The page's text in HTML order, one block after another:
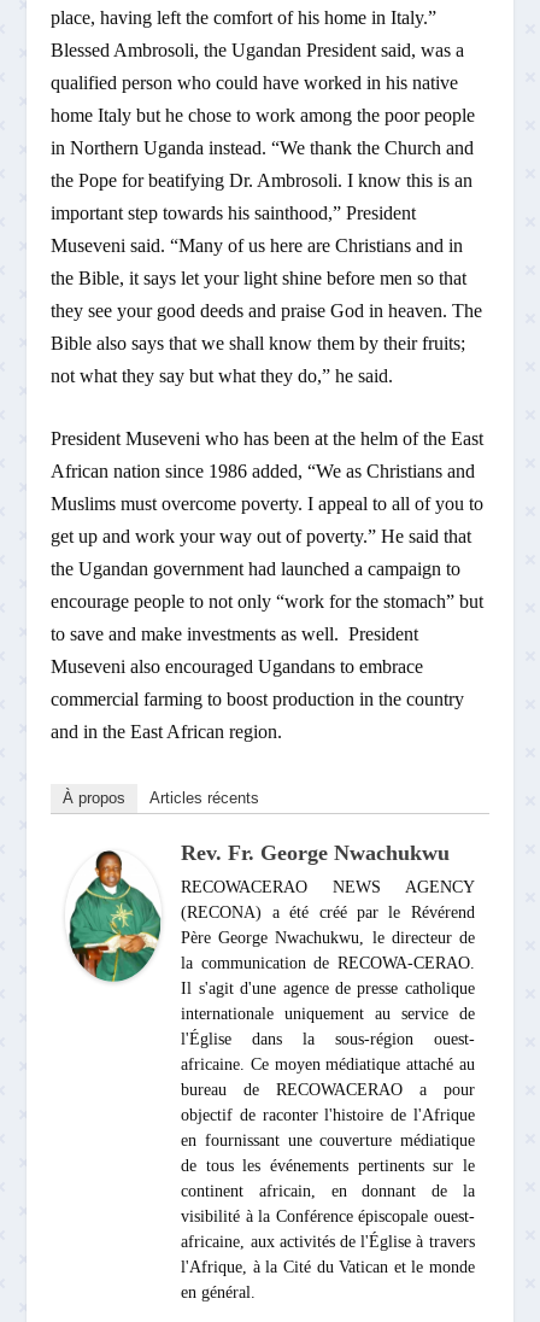
place, having left the comfort of his home in Italy.”
Blessed Ambrosoli, the Ugandan President said, was a
qualified person who could have worked in his native
home Italy but he chose to work among the poor people
in Northern Uganda instead. “We thank the Church and
the Pope for beatifying Dr. Ambrosoli. I know this is an
important step towards his sainthood,” President
Museveni said. “Many of us here are Christians and in
the Bible, it says let your light shine before men so that
they see your good deeds and praise God in heaven. The
Bible also says that we shall know them by their fruits;
not what they say but what they do,” he said.
President Museveni who has been at the helm of the East
African nation since 1986 added, “We as Christians and
Muslims must overcome poverty. I appeal to all of you to
get up and work your way out of poverty.” He said that
the Ugandan government had launched a campaign to
encourage people to not only “work for the stomach” but
to save and make investments as well. President
Museveni also encouraged Ugandans to embrace
commercial farming to boost production in the country
and in the East African region.
À propos Articles récents
Rev. Fr. George Nwachukwu
RECOWACERAO NEWS AGENCY
(RECONA) a été créé par le Révérend
Père George Nwachukwu, le directeur de
la communication de RECOWA-CERAO.
Il s'agit d'une agence de presse catholique
internationale uniquement au service de
l'Église dans la sous-région ouest-
africaine. Ce moyen médiatique attaché au
bureau de RECOWACERAO a pour
objectif de raconter l'histoire de l'Afrique
en fournissant une couverture médiatique
de tous les événements pertinents sur le
continent africain, en donnant de la
visibilité à la Conférence épiscopale ouest-
africaine, aux activités de l'Église à travers
l'Afrique, à la Cité du Vatican et le monde
en général.